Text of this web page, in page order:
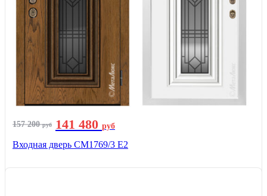
157 200руб 141 480 руб
Входная дверь СМ1769/3 Е2